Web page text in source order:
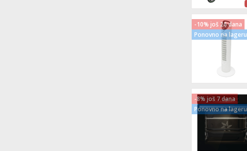
-10% još 26 dana
Ponovno na lageru
-8% još 7 dana
Ponovno na lageru